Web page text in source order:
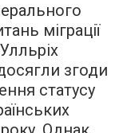
міграції
згоди
статусу